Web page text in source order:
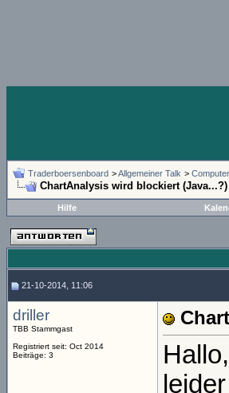
Traderboersenboard >Allgemeiner Talk >
ChartAnalysis wird blockiert (Java...?)
Hilfe
21-10-2014, 11:06
driller
TBB Stammgast
Registriert seit: Oct 2014
Beiträge: 3
Hallo,